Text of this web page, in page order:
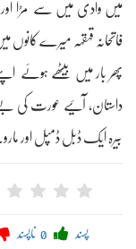
میں وادی میں سے مڑا اور
فاتحانہ قہقہہ میرے کانوں
پھر بار میں بیٹھے ہوئے
داستان، آئیے عورت کی
بیرہ ایک ڈبل ڈمپل اور مارو۔
پسند ناپسند